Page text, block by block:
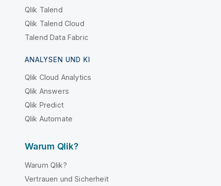
Qlik Talend
Qlik Talend Cloud
Talend Data Fabric
ANALYSEN UND KI
Qlik Cloud Analytics
Qlik Answers
Qlik Predict
Qlik Automate
Warum Qlik?
Warum Qlik?
Vertrauen und Sicherheit